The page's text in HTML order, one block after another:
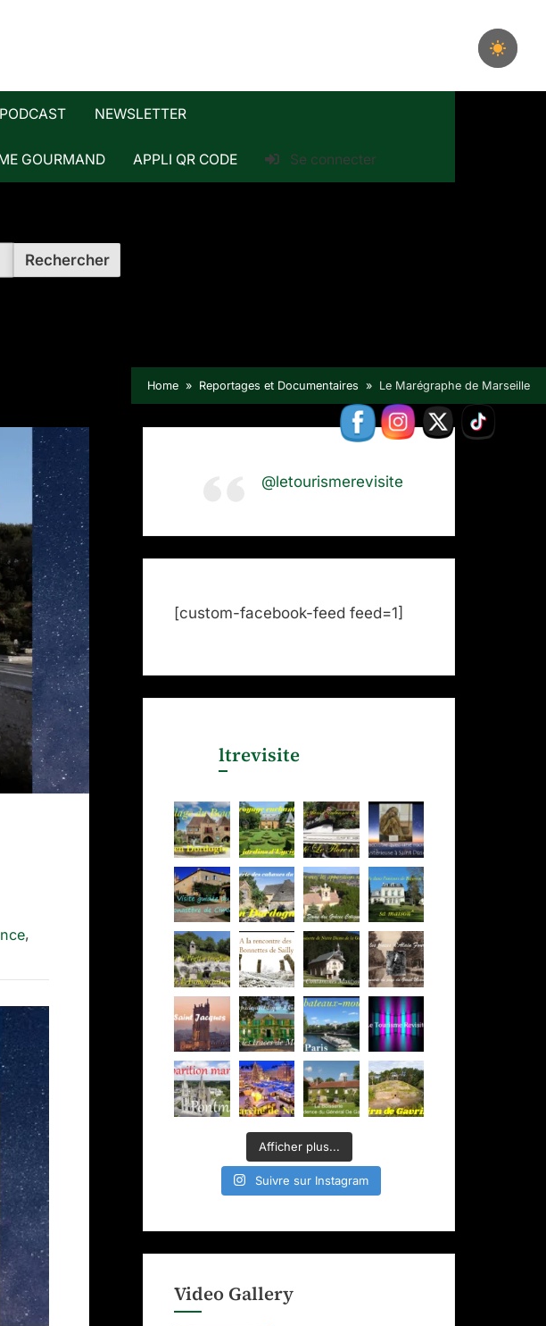
PODCAST NEWSLETTER
GOURMAND APPLI QR CODE Se connecter
Home Reportages et Documentaires Le Marégraphe de Marseille
,
@letourismerevisite
[custom-facebook-feed feed=1]
ltrevisite
Afficher plus...
Suivre sur Instagram
Video Gallery